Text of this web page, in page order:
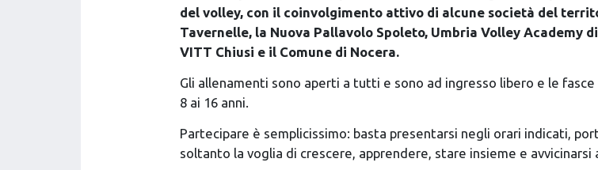
del volley, con il coinvolgimento attivo di alcune società del
Tavernelle, la Nuova Pallavolo Spoleto, Umbria Volley Academy di
VITT Chiusi e il Comune di Nocera.
Gli allenamenti sono aperti a tutti e sono ad ingresso libero e le fasce
8 ai 16 anni.
Partecipare è semplicissimo: basta presentarsi negli orari indicati,
soltanto la voglia di crescere, apprendere, stare insieme e avvicinarsi